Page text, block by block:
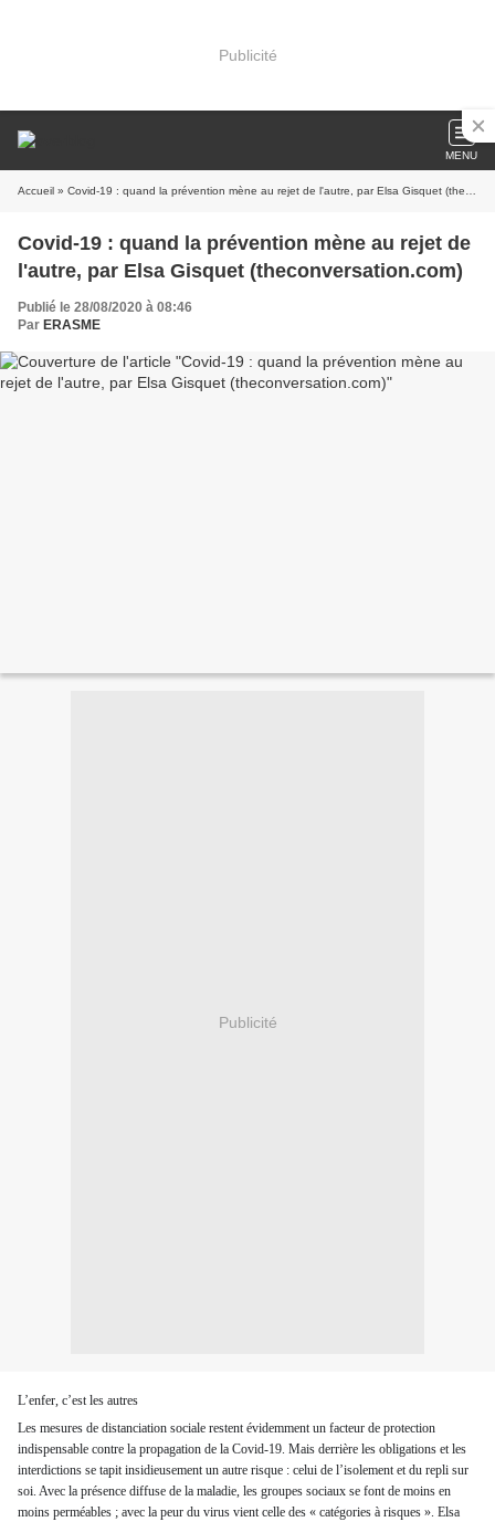
Publicité
MENU
Accueil » Covid-19 : quand la prévention mène au rejet de l'autre, par Elsa Gisquet (theconversation.com)
Covid-19 : quand la prévention mène au rejet de
l'autre, par Elsa Gisquet (theconversation.com)
Publié le 28/08/2020 à 08:46
Par ERASME
Publicité
L’enfer, c’est les autres
Les mesures de distanciation sociale restent évidemment un facteur de protection
indispensable contre la propagation de la Covid-19. Mais derrière les obligations et les
interdictions se tapit insidieusement un autre risque : celui de l’isolement et du repli sur
soi. Avec la présence diffuse de la maladie, les groupes sociaux se font de moins en
moins perméables ; avec la peur du virus vient celle des « catégories à risques ». Elsa